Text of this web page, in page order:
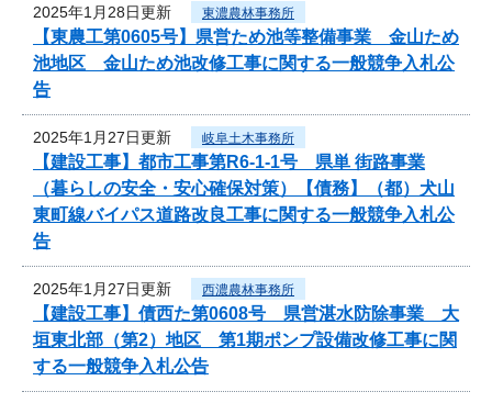
2025年1月28日更新 東濃農林事務所
【東農工第0605号】県営ため池等整備事業 金山ため
池地区 金山ため池改修工事に関する一般競争入札公
告
2025年1月27日更新 岐阜土木事務所
【建設工事】都市工事第R6-1-1号 県単 街路事業
（暮らしの安全・安心確保対策）【債務】（都）犬山
東町線バイパス道路改良工事に関する一般競争入札公
告
2025年1月27日更新 西濃農林事務所
【建設工事】債西た第0608号 県営湛水防除事業 大
垣東北部（第2）地区 第1期ポンプ設備改修工事に関
する一般競争入札公告